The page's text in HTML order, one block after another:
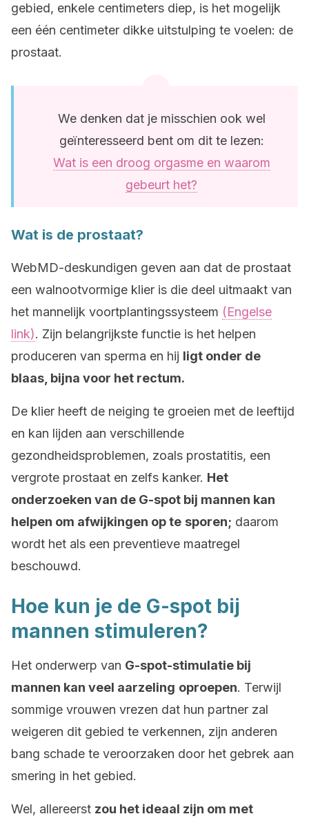
gebied, enkele centimeters diep, is het mogelijk
een één centimeter dikke uitstulping te voelen: de
prostaat.
We denken dat je misschien ook wel
geïnteresseerd bent om dit te lezen:
Wat is een droog orgasme en waarom
gebeurt het?
Wat is de prostaat?
WebMD-deskundigen geven aan dat de prostaat
een walnootvormige klier is die deel uitmaakt van
het mannelijk voortplantingssysteem (Engelse
link). Zijn belangrijkste functie is het helpen
produceren van sperma en hij ligt onder de
blaas, bijna voor het rectum.
De klier heeft de neiging te groeien met de leeftijd
en kan lijden aan verschillende
gezondheidsproblemen, zoals prostatitis, een
vergrote prostaat en zelfs kanker. Het
onderzoeken van de G-spot bij mannen kan
helpen om afwijkingen op te sporen; daarom
wordt het als een preventieve maatregel
beschouwd.
Hoe kun je de G-spot bij
mannen stimuleren?
Het onderwerp van G-spot-stimulatie bij
mannen kan veel aarzeling oproepen. Terwijl
sommige vrouwen vrezen dat hun partner zal
weigeren dit gebied te verkennen, zijn anderen
bang schade te veroorzaken door het gebrek aan
smering in het gebied.
Wel, allereerst zou het ideaal zijn om met